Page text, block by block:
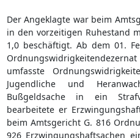
Der Angeklagte war beim
in den vorzeitigen Ruhestand
1,0 beschäftigt. Ab dem 01.
umfasste
Jugendliche und
Bußgeldsache in ein
bearbeitete er
beim Amtsgericht G. 816
926 Erzwingungshaftsachen